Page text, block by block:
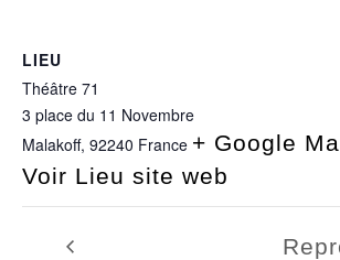
LIEU
Théâtre 71
3 place du 11 Novembre
Malakoff, 92240 France + Google
Voir Lieu site web